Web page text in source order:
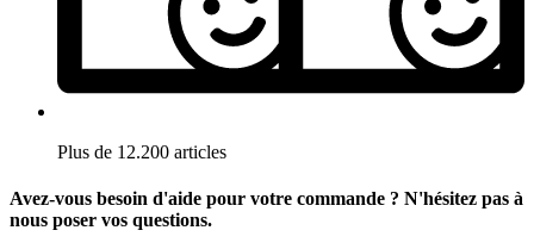
Plus de 12.200 articles
Avez-vous besoin d'aide pour votre commande ? N'hésitez pas à
nous poser vos questions.